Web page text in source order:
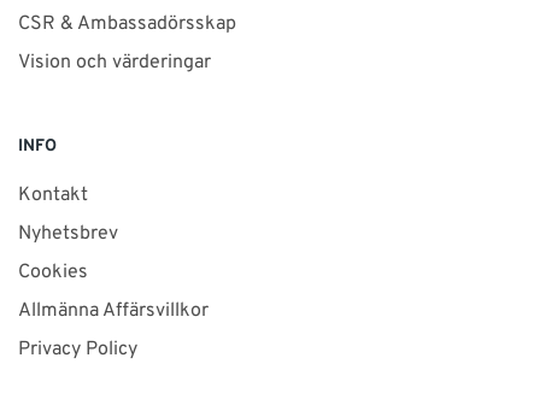
CSR & Ambassadörsskap
Vision och värderingar
INFO
Kontakt
Nyhetsbrev
Cookies
Allmänna Affärsvillkor
Privacy Policy